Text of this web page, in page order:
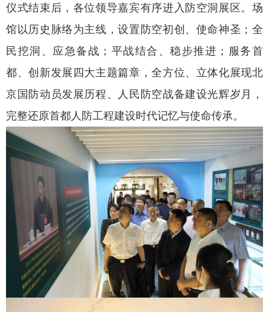
仪式结束后，各位领导嘉宾有序进入防空洞展区。场
馆以历史脉络为主线，设置防空初创、使命神圣；全
民挖洞、应急备战；平战结合、稳步推进；服务首
都、创新发展四大主题篇章，全方位、立体化展现北
京国防动员发展历程、人民防空战备建设光辉岁月，
完整还原首都人防工程建设时代记忆与使命传承。